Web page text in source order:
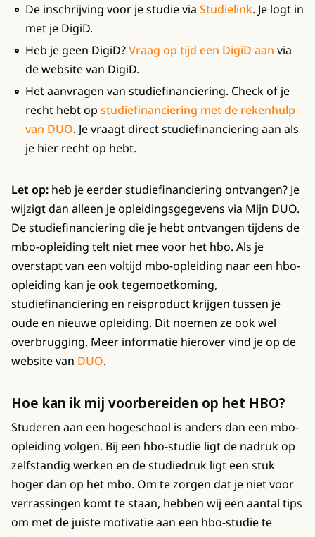
De inschrijving voor je studie via Studielink. Je logt in
met je DigiD.
Heb je geen DigiD?Vraag op tijd een DigiD aan via
de website van DigiD.
Het aanvragen van studiefinanciering. Check of je
recht hebt op studiefinanciering met de rekenhulp
van DUO. Je vraagt direct studiefinanciering aan als
je hier recht op hebt.
Let op: heb je eerder studiefinanciering ontvangen? Je
wijzigt dan alleen je opleidingsgegevens via Mijn DUO.
De studiefinanciering die je hebt ontvangen tijdens de
mbo-opleiding telt niet mee voor het hbo. Als je
overstapt van een voltijd mbo-opleiding naar een hbo-
opleiding kan je ook tegemoetkoming,
studiefinanciering en reisproduct krijgen tussen je
oude en nieuwe opleiding. Dit noemen ze ook wel
overbrugging. Meer informatie hierover vind je op de
website van DUO.
Hoe kan ik mij voorbereiden op het HBO?
Studeren aan een hogeschool is anders dan een mbo-
opleiding volgen. Bij een hbo-studie ligt de nadruk op
zelfstandig werken en de studiedruk ligt een stuk
hoger dan op het mbo. Om te zorgen dat je niet voor
verrassingen komt te staan, hebben wij een aantal tips
om met de juiste motivatie aan een hbo-studie te